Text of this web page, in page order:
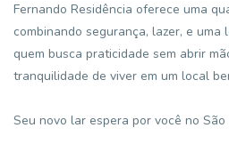
Fernando Residência oferece uma
combinando segurança, lazer, e
quem busca praticidade sem abrir
tranquilidade de viver em um local
Seu novo lar espera por você no São